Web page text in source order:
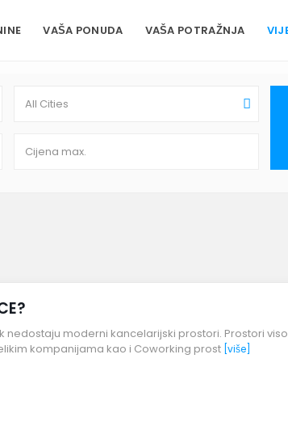
VAŠA PONUDA VAŠA POTRAŽNJA
All Cities
nedostaju moderni kancelarijski prostori. Prostori
kompanijama kao i Coworking prost [više]